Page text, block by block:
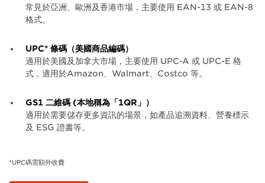
常見於亞洲、歐洲及香港市場，主要使用 EAN-13 或 EAN-8
格式。
UPC* 條碼（美國商品編碼）
適用於美國及加拿大市場，主要使用 UPC-A 或 UPC-E 格
式，適用於Amazon、Walmart、Costco 等。
GS1 二維碼 (本地稱為「1QR」）
適用於需要儲存更多資訊的場景，如產品追溯資料、營養標示
及 ESG 證書等。
*UPC碼需額外收費